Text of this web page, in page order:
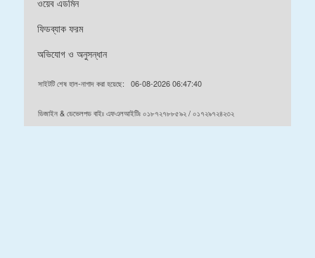
ওয়েব এডমিন
ফিডব্যাক ফরম
অভিযোগ ও অনুসন্ধান
সাইটটি শেষ হাল-নাগাদ করা হয়েছে: 06-08-2026 06:47:40
ডিজাইন & ডেভেলপড বাইঃ এফএলআইটিঃ ০১৮৭২৭৮৮৫৯২ / ০১৭২৯৭২৪২৩২